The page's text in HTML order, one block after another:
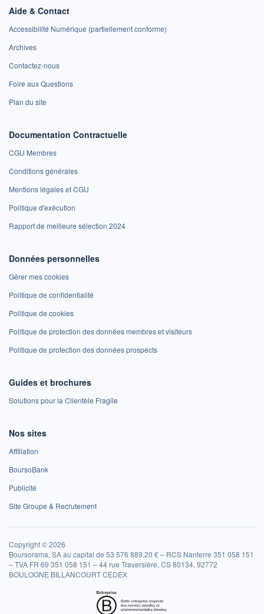
Aide & Contact
Accessibilité Numérique (partiellement conforme)
Archives
Contactez-nous
Foire aux Questions
Plan du site
Documentation Contractuelle
CGU Membres
Conditions générales
Mentions légales et CGU
Politique d'exécution
Rapport de meilleure sélection 2024
Données personnelles
Gérer mes cookies
Politique de confidentialité
Politique de cookies
Politique de protection des données membres et visiteurs
Politique de protection des données prospects
Guides et brochures
Solutions pour la Clientèle Fragile
Nos sites
Affiliation
BoursoBank
Publicité
Site Groupe & Recrutement
Copyright © 2026
Boursorama, SA au capital de 53 576 889,20 € – RCS Nanterre 351 058 151
– TVA FR 69 351 058 151 – 44 rue Traversière, CS 80134, 92772
BOULOGNE BILLANCOURT CEDEX